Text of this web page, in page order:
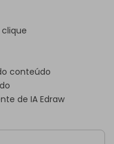
conteúdo
de IA Edraw